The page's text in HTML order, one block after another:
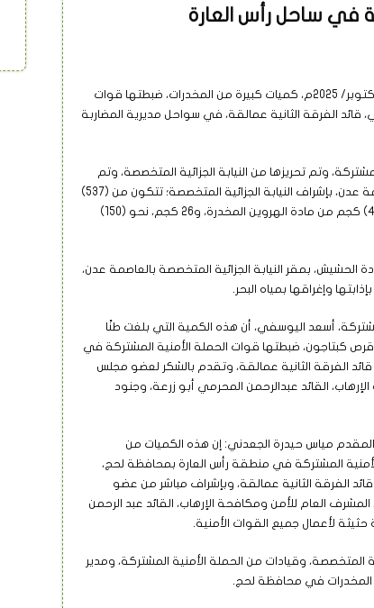
في ساحل رأس العارة
أتلفت النيابة الجزائية المتخصصة، اليوم الخميس: 23/ أكتوبر/ 2025م، كميات كبيرة من المخدرات، ضبطتها قوات
قائد الفرقة الثانية عمالقة، في سواحل مديرية المضاربة
وتم تحريزها من النيابة الجزائية المتخصصة، وتم
إتلافها صباح اليوم، طنًّا وثمانية كيلو جرام، في العاصمة عدن، بإشراف النيابة الجزائية المتخصصة؛ تتكون من (537)
كجم مادة الشبو، و(401) كجم من مادة الحشيش، و(44) كجم من مادة الهروين المخدرة، و26 كجم، نحو (150)
الحشيش، بمقر النيابة الجزائية المتخصصة بالعاصمة عدن،
وإغراقها بمياه البحر.
أسعد اليوسفي، أن هذه الكمية التي بلغت طنًا
كيلو جرام، من المخدرات، من ضمنها 150 ألف قرص كبتاجون، ضبطتها قوات الحملة الأمنية المشتركة في
الفرقة الثانية عمالقة، وتقدم بالشكر لعضو مجلس
القائد عبدالرحمن المحرمي أبو زرعة، وجنود
مياس حيدرة الجعدني: إن هذه الكميات من
المشتركة في منطقة رأس العارة بمحافظة لحج،
الفرقة الثانية عمالقة، وبإشراف مباشر من عضو
المشرف العام للأمن ومكافحة الإرهاب، القائد عبد الرحمن
لأعمال جميع القوات الأمنية.
المتخصصة، وقيادات من الحملة الأمنية المشتركة، ومدير
في محافظة لحج.